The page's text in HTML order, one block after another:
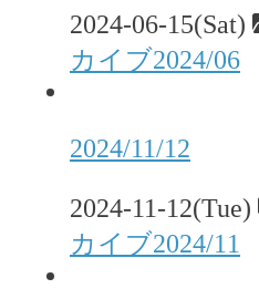
2024-06-15(Sat)
カイブ2024/06
2024/11/12
2024-11-12(Tue)
カイブ2024/11